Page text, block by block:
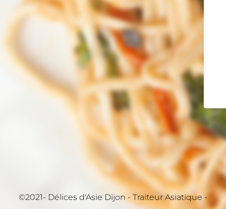
©2021- Délices d'Asie Dijon - Traiteur Asiatique -